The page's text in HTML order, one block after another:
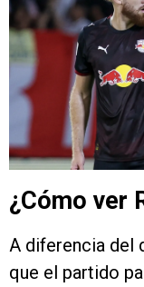
¿Cómo ver
A diferencia del
que el partido